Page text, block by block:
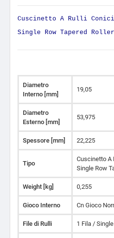
Cuscinetto A Rulli
Single Row Tapered
Diametro
Interno [mm]
19,05
Diametro
Esterno [mm]
53,975
Spessore [mm] 22,225
Tipo
Cuscinetto A
Single Row
Weight [kg] 0,255
Gioco Interno Cn Gioco
File di Rulli 1 Fila /